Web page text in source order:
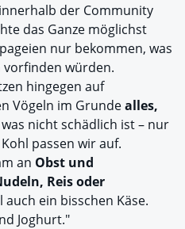
der Community
das Ganze möglichst
nur bekommen, was
würden.
hingegen auf
Vögeln im Grundealles,
nicht schädlich ist – nur
passen wir auf.
an Obst und
Reis oder
ein bisschen Käse.
Joghurt."